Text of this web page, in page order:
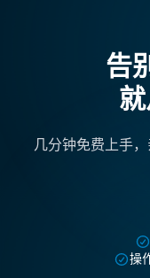
告
几分钟免费上手
操